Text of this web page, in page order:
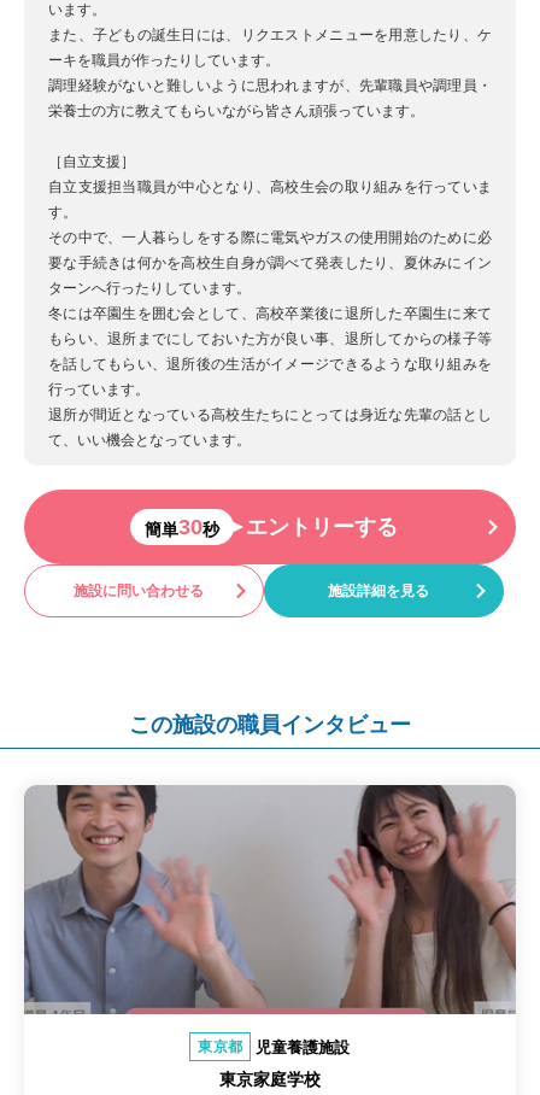
います。
また、子どもの誕生日には、リクエストメニューを用意したり、ケ
ーキを職員が作ったりしています。
調理経験がないと難しいように思われますが、先輩職員や調理員・
栄養士の方に教えてもらいながら皆さん頑張っています。
［自立支援］
自立支援担当職員が中心となり、高校生会の取り組みを行っていま
す。
その中で、一人暮らしをする際に電気やガスの使用開始のために必
要な手続きは何かを高校生自身が調べて発表したり、夏休みにイン
ターンへ行ったりしています。
冬には卒園生を囲む会として、高校卒業後に退所した卒園生に来て
もらい、退所までにしておいた方が良い事、退所してからの様子等
を話してもらい、退所後の生活がイメージできるような取り組みを
行っています。
退所が間近となっている高校生たちにとっては身近な先輩の話とし
て、いい機会となっています。
簡単30秒 エントリーする
施設に問い合わせる 施設詳細を見る
この施設の職員インタビュー
東京都 児童養護施設
東京家庭学校